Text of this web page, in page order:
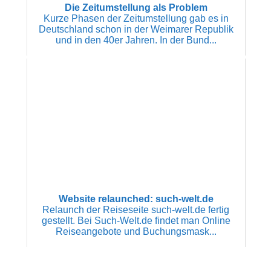
Die Zeitumstellung als Problem
Kurze Phasen der Zeitumstellung gab es in
Deutschland schon in der Weimarer Republik
und in den 40er Jahren. In der Bund...
Website relaunched: such-welt.de
Relaunch der Reiseseite such-welt.de fertig
gestellt. Bei Such-Welt.de findet man Online
Reiseangebote und Buchungsmask...